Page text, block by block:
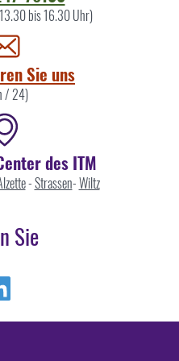
bis 16.30 Uhr)
Sie uns
/ 24)
des ITM
-Strassen-Wiltz
Sie